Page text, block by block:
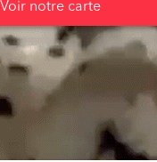
Voir notre carte